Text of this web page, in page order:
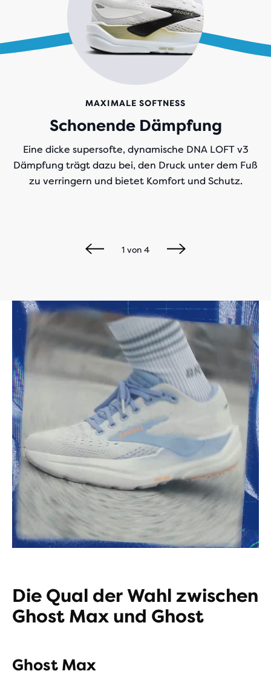
MAXIMALE SOFTNESS
Schonende Dämpfung
Eine dicke supersofte, dynamische DNA LOFT v3
Dämpfung trägt dazu bei, den Druck unter dem Fuß
zu verringern und bietet Komfort und Schutz.
1 von 4
Die Qual der Wahl zwischen
Ghost Max und Ghost
Ghost Max